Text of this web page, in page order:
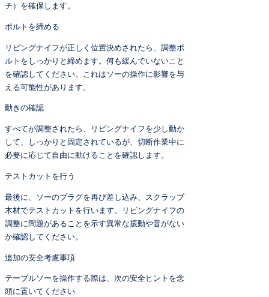
チ）を確保します。
ボルトを締める
リビングナイフが正しく位置決めされたら、調整ボ
ルトをしっかりと締めます。何も緩んでいないこと
を確認してください。これはソーの操作に影響を与
える可能性があります。
動きの確認
すべてが調整されたら、リビングナイフを少し動か
して、しっかりと固定されているが、切断作業中に
必要に応じて自由に動けることを確認します。
テストカットを行う
最後に、ソーのプラグを再び差し込み、スクラップ
木材でテストカットを行います。リビングナイフの
調整に問題があることを示す異常な振動や音がない
か確認してください。
追加の安全考慮事項
テーブルソーを操作する際は、次の安全ヒントを念
頭に置いてください: